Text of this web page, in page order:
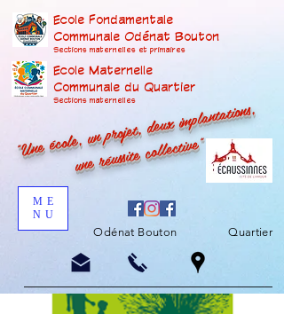
Ecole Fondamentale
Communale Odénat Bouton
Sections maternelles et primaires
Ecole Maternelle
Communale du Quartier
Sections maternelles
"Une école, un projet, deux implantations,
une réussite collective"
ME
NU
Odénat Bouton Quartier